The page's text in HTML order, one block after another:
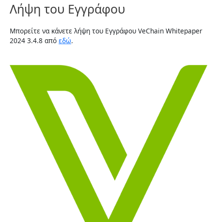
Λήψη του Εγγράφου
Μπορείτε να κάνετε λήψη του Εγγράφου VeChain Whitepaper
2024 3.4.8 από εδώ.